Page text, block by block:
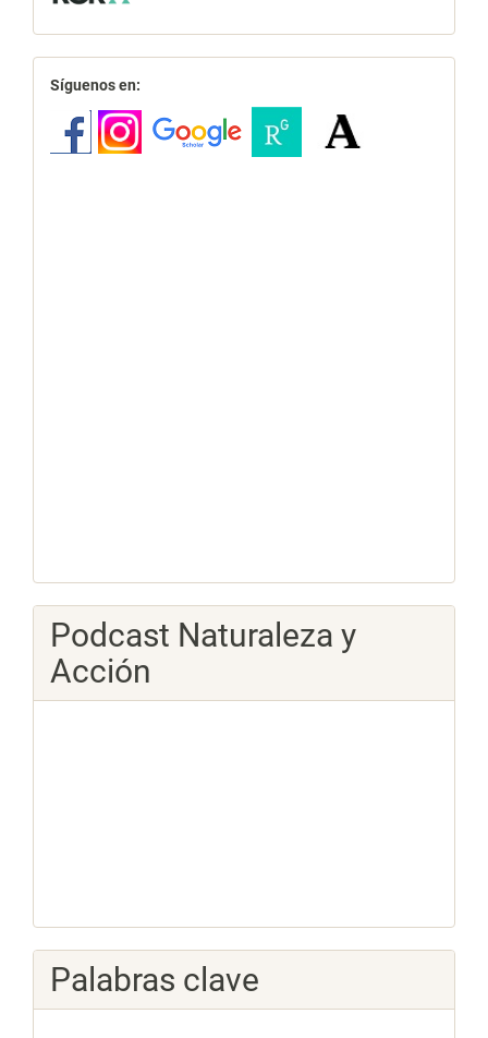
redes
Síguenos en:
Podcast Naturaleza y
Acción
Palabras clave